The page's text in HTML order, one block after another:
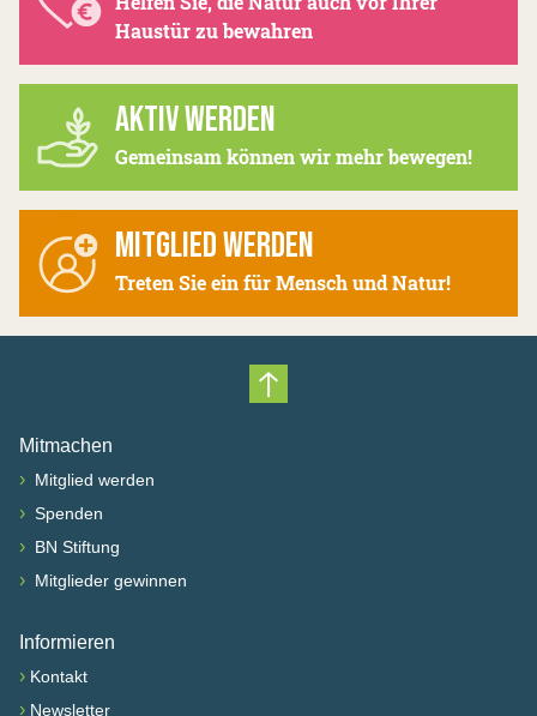
Haustür zu bewahren
AKTIV WERDEN
Gemeinsam können wir mehr bewegen!
MITGLIED WERDEN
Treten Sie ein für Mensch und Natur!
Nach oben scrollen
Mitmachen
› Mitglied werden
› Spenden
› BN Stiftung
› Mitglieder gewinnen
Informieren
› Kontakt
› Newsletter